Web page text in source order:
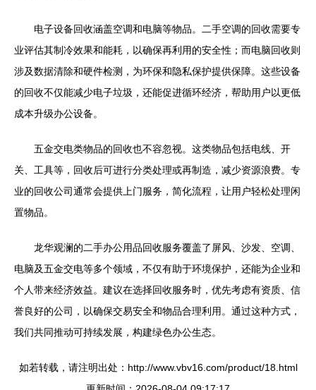
电子设备回收涵盖空调和电脑等物品。二手空调的回收需要专
业评估其制冷效果和能耗，以确保再利用的安全性；而电脑回收则
涉及数据清除和硬件检测，为环保和隐私保护提供保障。这些设备
的回收不仅能减少电子垃圾，还能促进循环经济，帮助用户以更低
成本升级办公设备。
五金交电类物品的回收也不容忽视。这类物品包括电线、开
关、工具等，回收后可进行分类处理或再制造，减少资源浪费。专
业的回收公司通常会提供上门服务，简化流程，让用户轻松处理闲
置物品。
龙华观澜的二手办公用品回收服务覆盖了屏风、沙发、空调、
电脑及五金交电等多个领域，不仅有助于环境保护，还能为企业和
个人带来经济效益。建议在选择回收服务时，优先考虑有资质、信
誉良好的公司，以确保交易安全和物品合理利用。通过这种方式，
我们共同推动可持续发展，构建绿色办公生态。
如若转载，请注明出处：http://www.vbv16.com/product/18.html